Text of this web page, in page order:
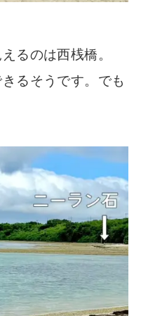
るのは西桟橋。
るそうです。でも